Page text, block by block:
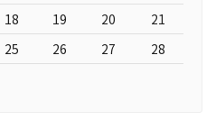
18 19 20
21
25 26 27
28